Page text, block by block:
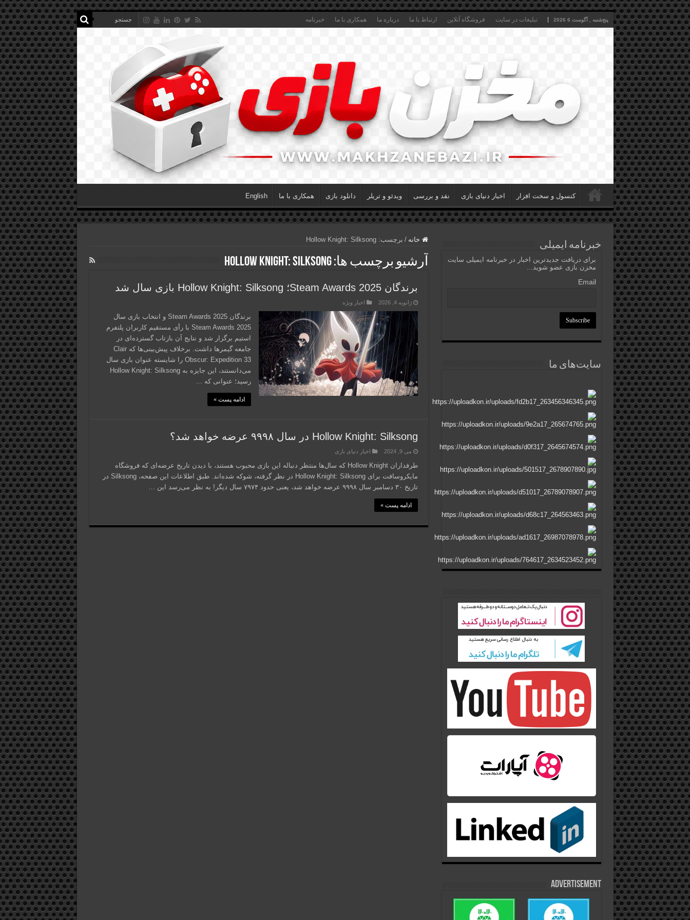
پنج‌شنبه , آگوست 6 2026 تبلیغات در سایت فروشگاه آنلاین ارتباط با ما درباره ما همکاری با ما خبرنامه
کنسول و سخت افزار اخبار دنیای بازی نقد و بررسی ویدئو و تریلر دانلود بازی همکاری با ما English
خانه / برچسب:Hollow Knight: Silksong
آرشیو برچسب ها:Hollow Knight: Silksong
برندگان Steam Awards 2025؛ Hollow Knight: Silksong بازی سال شد
ژانویه 4, 2026 اخبار ویژه
برندگان Steam Awards 2025 و انتخاب بازی سال
Steam Awards 2025 با رأی مستقیم کاربران پلتفرم
استیم برگزار شد و نتایج آن بازتاب گسترده‌ای در
جامعه گیمرها داشت. برخلاف پیش‌بینی‌ها که Clair
Obscur: Expedition 33 را شایسته عنوان بازی سال
می‌دانستند، این جایزه به Hollow Knight: Silksong
رسید؛ عنوانی که …
ادامه پست »
Hollow Knight: Silksong در سال ۹۹۹۸ عرضه خواهد شد؟
می 9, 2024 اخبار دنیای بازی
طرفداران Hollow Knight که سال‌ها منتظر دنباله این بازی محبوب هستند، با دیدن تاریخ عرضه‌ای که فروشگاه
مایکروسافت برای Hollow Knight: Silksong در نظر گرفته، شوکه شده‌اند. طبق اطلاعات این صفحه، Silksong در
تاریخ ۳۰ دسامبر سال ۹۹۹۸ عرضه خواهد شد، یعنی حدود ۷۹۷۴ سال دیگر! به نظر می‌رسد این …
ادامه پست »
خبرنامه ایمیلی
برای دریافت جدیدترین اخبار در خبرنامه ایمیلی سایت
مخزن بازی عضو شوید...
Email
سایت‌های ما
Advertisement